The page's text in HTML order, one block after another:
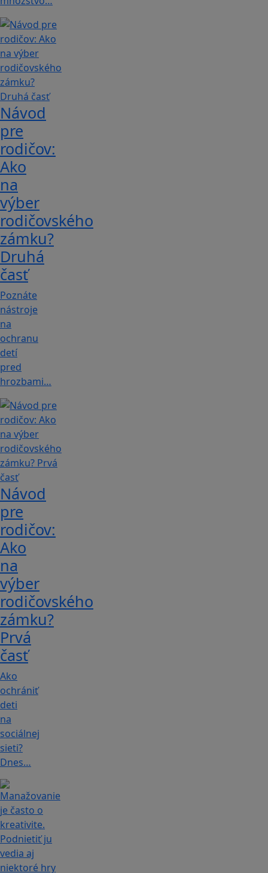
Návod
pre
rodičov:
Ako
na
výber
rodičovského
zámku?
Druhá
časť
Poznáte
nástroje
na
ochranu
detí
pred
hrozbami…
Návod
pre
rodičov:
Ako
na
výber
rodičovského
zámku?
Prvá
časť
Ako
ochrániť
deti
na
sociálnej
sieti?
Dnes…